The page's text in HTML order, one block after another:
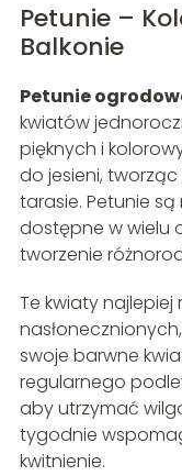
Petunie –
Balkonie
Petunie
kwiatów
pięknych i
do jesieni,
tarasie. Petunie
dostępne w wielu
tworzenie
Te kwiaty
swoje barwne
regularnego
aby utrzymać
tygodnie
kwitnienie.